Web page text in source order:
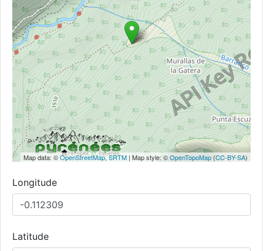
Map data: ©OpenStreetMap,SRTM | Map style: ©OpenTopoMap (CC-BY-SA)
Longitude
Latitude